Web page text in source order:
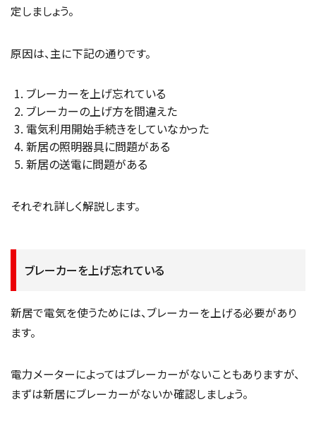
定しましょう。
原因は、主に下記の通りです。
ブレーカーを上げ忘れている
ブレーカーの上げ方を間違えた
電気利用開始手続きをしていなかった
新居の照明器具に問題がある
新居の送電に問題がある
それぞれ詳しく解説します。
ブレーカーを上げ忘れている
新居で電気を使うためには、ブレーカーを上げる必要があり
ます。
電力メーターによってはブレーカーがないこともありますが、
まずは新居にブレーカーがないか確認しましょう。